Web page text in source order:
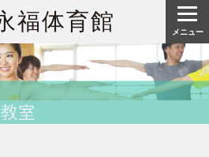
福体育館 メニュー